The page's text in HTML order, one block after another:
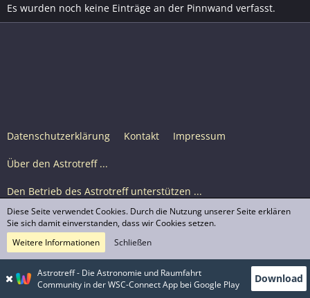
Es wurden noch keine Einträge an der Pinnwand verfasst.
Datenschutzerklärung Kontakt Impressum
Über den Astrotreff ...
Den Betrieb des Astrotreff unterstützen ...
Nutzungsbedingungen
© Astrotreff 2001-2026, lizenziert unter CC BY-SA,
sofern für einzelne Inhalte nicht anders angegeben
Astrotreff - Die Astronomie und Raumfahrt
Community in der WSC-Connect App bei Google Play
Download
Diese Seite verwendet Cookies. Durch die Nutzung unserer Seite erklären
Sie sich damit einverstanden, dass wir Cookies setzen.
Weitere Informationen
Schließen